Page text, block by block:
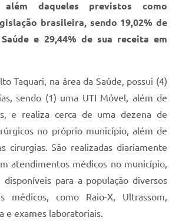
daqueles previstos como
brasileira, sendo 19,02% de
e 29,44% de sua receita em
Taquari, na área da Saúde, possui (4)
sendo (1) uma UTI Móvel, além de
e realiza cerca de uma dezena de
no próprio município, além de
cirurgias. São realizadas diariamente
atendimentos médicos no município,
para a população diversos
médicos, como Raio-X, Ultrassom,
e exames laboratoriais.